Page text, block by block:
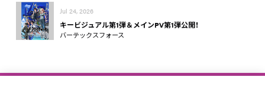
Jul 24, 2026
キービジュアル第1弾＆メインPV第1弾公開！
バーテックスフォース